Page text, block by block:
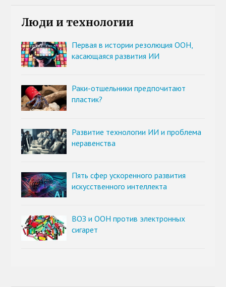
Люди и технологии
Первая в истории резолюция ООН,
касающаяся развития ИИ
Раки-отшельники предпочитают
пластик?
Развитие технологии ИИ и проблема
неравенства
Пять сфер ускоренного развития
искусственного интеллекта
ВОЗ и ООН против электронных
сигарет